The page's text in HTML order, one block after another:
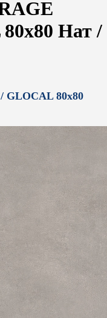
Нат /
GLOCAL 80x80